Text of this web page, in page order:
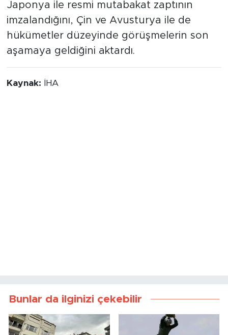
Japonya ile resmi mutabakat zaptının
imzalandığını, Çin ve Avusturya ile de
hükümetler düzeyinde görüşmelerin son
aşamaya geldiğini aktardı.
Kaynak: İHA
Bunlar da ilginizi çekebilir